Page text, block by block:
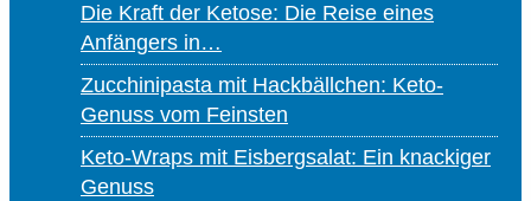
Die Kraft der Ketose: Die Reise eines
Anfängers in…
Zucchinipasta mit Hackbällchen: Keto-
Genuss vom Feinsten
Keto-Wraps mit Eisbergsalat: Ein knackiger
Genuss